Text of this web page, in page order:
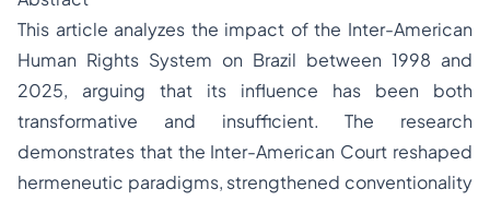
This article analyzes the impact of the Inter-American
Human Rights System on Brazil between 1998 and
2025, arguing that its influence has been both
transformative and insufficient. The research
demonstrates that the Inter-American Court reshaped
hermeneutic paradigms, strengthened conventionality